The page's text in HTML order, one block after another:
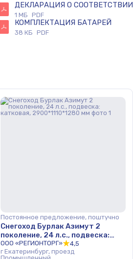
ДЕКЛАРАЦИЯ О СООТВЕТСТВИИ
1 МБ PDF
КОМПЛЕКТАЦИЯ БАТАРЕЙ
38 КБ PDF
Постоянное предложение, поштучно
Снегоход Бурлак Азимут 2
поколение, 24 л.с., подвеска:
катковая, 2900*1110*1280 мм
ООО «РЕГИОНТОРГ»
4,5
г Екатеринбург, проезд